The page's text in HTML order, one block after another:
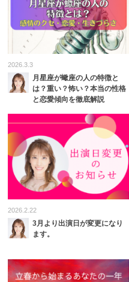
2026.3.3
月星座が蠍座の人の特徴と
は？重い？怖い？本当の性格
と恋愛傾向を徹底解説
2026.2.22
3月より出演日が変更になり
ます。